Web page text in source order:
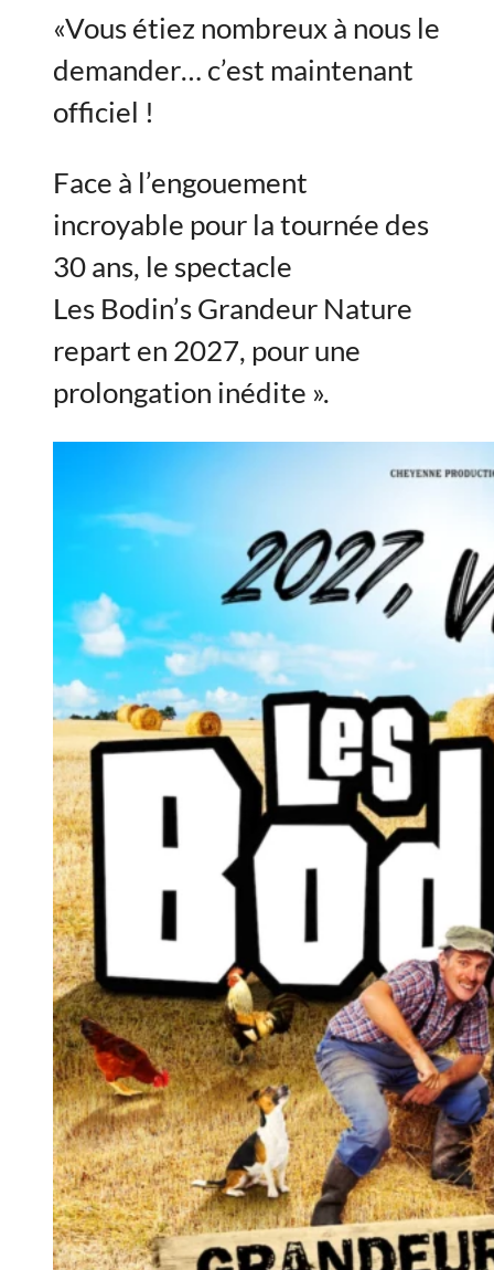
«Vous étiez nombreux à nous le
demander… c’est maintenant
officiel !
Face à l’engouement
incroyable pour la tournée des
30 ans, le spectacle
Les Bodin’s Grandeur Nature
repart en 2027, pour une
prolongation inédite ».